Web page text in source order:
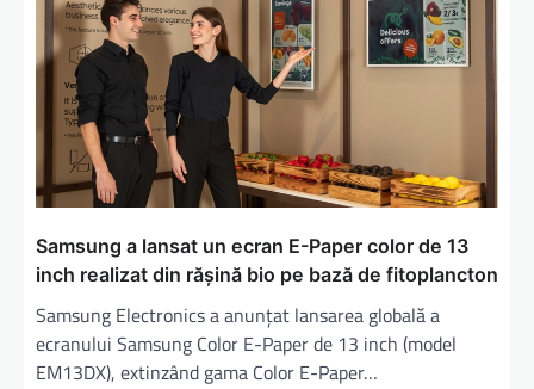
Samsung a lansat un ecran E-Paper color de 13
inch realizat din rășină bio pe bază de fitoplancton
Samsung Electronics a anunțat lansarea globală a
ecranului Samsung Color E-Paper de 13 inch (model
EM13DX), extinzând gama Color E-Paper…